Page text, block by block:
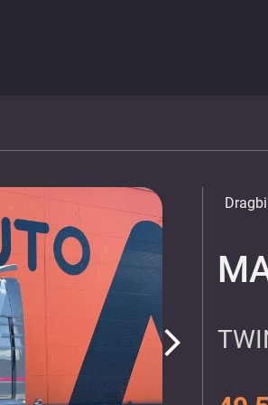
arrow_forward_ios